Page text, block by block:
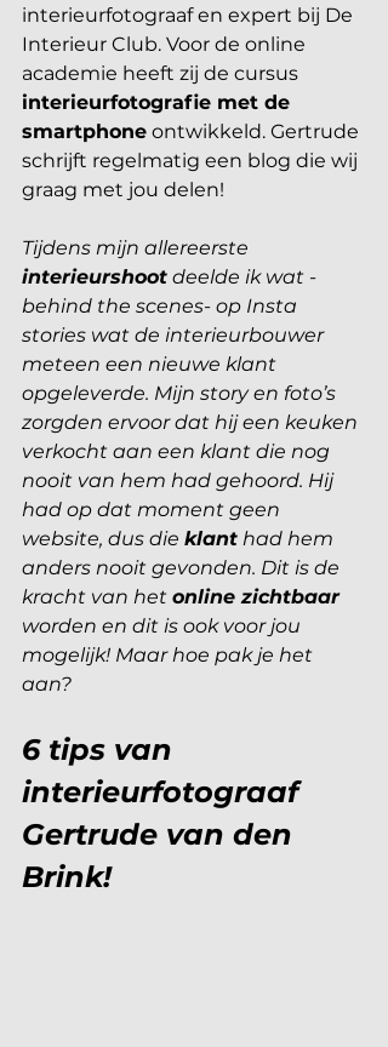
interieurfotograaf en expert bij De
Interieur Club. Voor de online
academie heeft zij de cursus
interieurfotografie met de
smartphone ontwikkeld. Gertrude
schrijft regelmatig een blog die wij
graag met jou delen!
Tijdens mijn allereerste
interieurshoot deelde ik wat -
behind the scenes- op Insta
stories wat de interieurbouwer
meteen een nieuwe klant
opgeleverde. Mijn story en foto’s
zorgden ervoor dat hij een keuken
verkocht aan een klant die nog
nooit van hem had gehoord. Hij
had op dat moment geen
website, dus die klant had hem
anders nooit gevonden. Dit is de
kracht van het online zichtbaar
worden en dit is ook voor jou
mogelijk! Maar hoe pak je het
aan?
6 tips van
interieurfotograaf
Gertrude van den
Brink!